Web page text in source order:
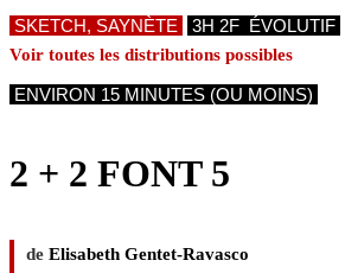
LES ANNONCES
LE CLUB
SKETCH, SAYNÈTE 3H 2F ÉVOLUTIF
Voir toutes les distributions possibles
ENVIRON 15 MINUTES (OU MOINS)
2 + 2 FONT 5
de Elisabeth Gentet-Ravasco